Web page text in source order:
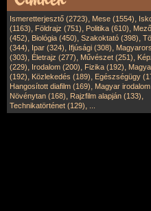
Ismeretterjesztő (2723), Mese (1554),
(1163), Földrajz (751), Politika (610),
(452), Biológia (450), Szakoktató (398),
(344), Ipar (324), Ifjúsági (308),
(303), Életrajz (277), Művészet (251),
(229), Irodalom (200), Fizika (192),
(192), Közlekedés (189), Egészségügy
Hangosított diafilm (169), Magyar
Növénytan (168), Rajzfilm alapján (133),
Technikatörténet (129),